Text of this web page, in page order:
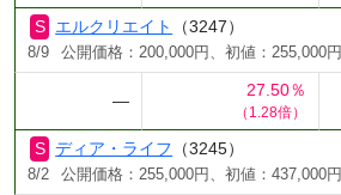
エルクリエイト （3247）
8/9 公開価格：200,000円、初値：255,000円
―
27.50％
（1.28倍）
ディア・ライフ （3245）
8/2 公開価格：255,000円、初値：437,000円